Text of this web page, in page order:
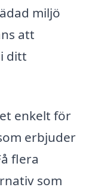
miljö
att
ditt
enkelt för
erbjuder
flera
som